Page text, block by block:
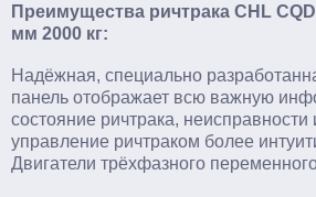
Преимущества ричтрака CHL
мм 2000 кг:
Надёжная, специально
панель отображает всю важную
состояние ричтрака, неисправности
управление ричтраком более
Двигатели трёхфазного